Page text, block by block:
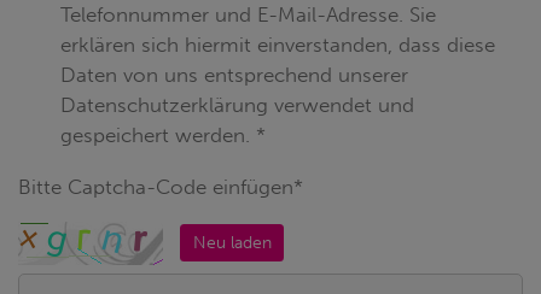
Telefonnummer und E-Mail-Adresse. Sie
erklären sich hiermit einverstanden, dass diese
Daten von uns entsprechend unserer
Datenschutzerklärung verwendet und
gespeichert werden. *
Bitte Captcha-Code einfügen*
Neu laden